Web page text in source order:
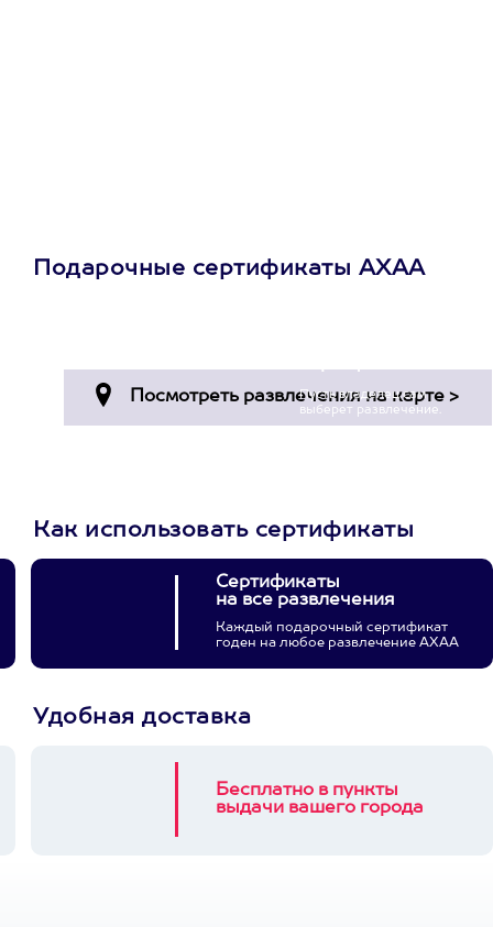
Подарочные сертификаты АХАА
Пусть владелец сам
выберет развлечение.
Как использовать сертификаты
Сертификаты
на все развлечения
Каждый подарочный сертификат
годен на любое развлечение АХАА
Удобная доставка
Бесплатно в пункты
выдачи вашего города